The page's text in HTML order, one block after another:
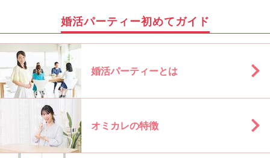
婚活パーティー初めてガイド
婚活パーティーとは
オミカレの特徴